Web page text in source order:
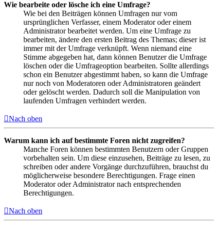
Wie bearbeite oder lösche ich eine Umfrage?
Wie bei den Beiträgen können Umfragen nur vom
ursprünglichen Verfasser, einem Moderator oder einem
Administrator bearbeitet werden. Um eine Umfrage zu
bearbeiten, ändere den ersten Beitrag des Themas; dieser ist
immer mit der Umfrage verknüpft. Wenn niemand eine
Stimme abgegeben hat, dann können Benutzer die Umfrage
löschen oder die Umfrageoption bearbeiten. Sollte allerdings
schon ein Benutzer abgestimmt haben, so kann die Umfrage
nur noch von Moderatoren oder Administratoren geändert
oder gelöscht werden. Dadurch soll die Manipulation von
laufenden Umfragen verhindert werden.
Nach oben
Warum kann ich auf bestimmte Foren nicht zugreifen?
Manche Foren können bestimmten Benutzern oder Gruppen
vorbehalten sein. Um diese einzusehen, Beiträge zu lesen, zu
schreiben oder andere Vorgänge durchzuführen, brauchst du
möglicherweise besondere Berechtigungen. Frage einen
Moderator oder Administrator nach entsprechenden
Berechtigungen.
Nach oben